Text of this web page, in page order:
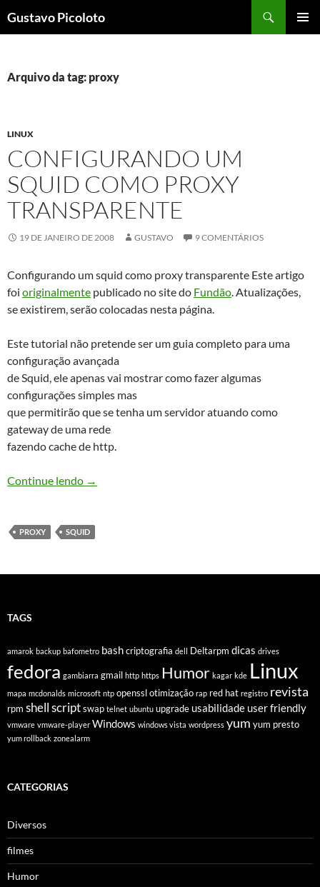
para
Gustavo Picoloto
Arquivo da tag: proxy
LINUX
CONFIGURANDO UM
SQUID COMO PROXY
TRANSPARENTE
19 DE JANEIRO DE 2008 GUSTAVO 9 COMENTÁRIOS
Configurando um squid como proxy transparente Este artigo
foi originalmente publicado no site do Fundão. Atualizações,
se existirem, serão colocadas nesta página.
Este tutorial não pretende ser um guia completo para uma
configuração avançada
de Squid, ele apenas vai mostrar como fazer algumas
configurações simples mas
que permitirão que se tenha um servidor atuando como
gateway de uma rede
fazendo cache de http.
Continue lendo Configurando um squid como proxy
→
PROXY SQUID
TAGS
amarok backup bafometro bashcriptografia dell Deltarpm dicas drives
fedora gambiarra gmail http https Humor kagar kde Linux
mapa mcdonalds microsoft ntp opensslotimização rap red hat registro revista
rpm shell scriptswap telnet ubuntu upgrade usabilidade user friendly
vmware vmware-player Windows windows vista wordpress yum yum presto
yum rollback zonealarm
CATEGORIAS
Diversos
filmes
Humor